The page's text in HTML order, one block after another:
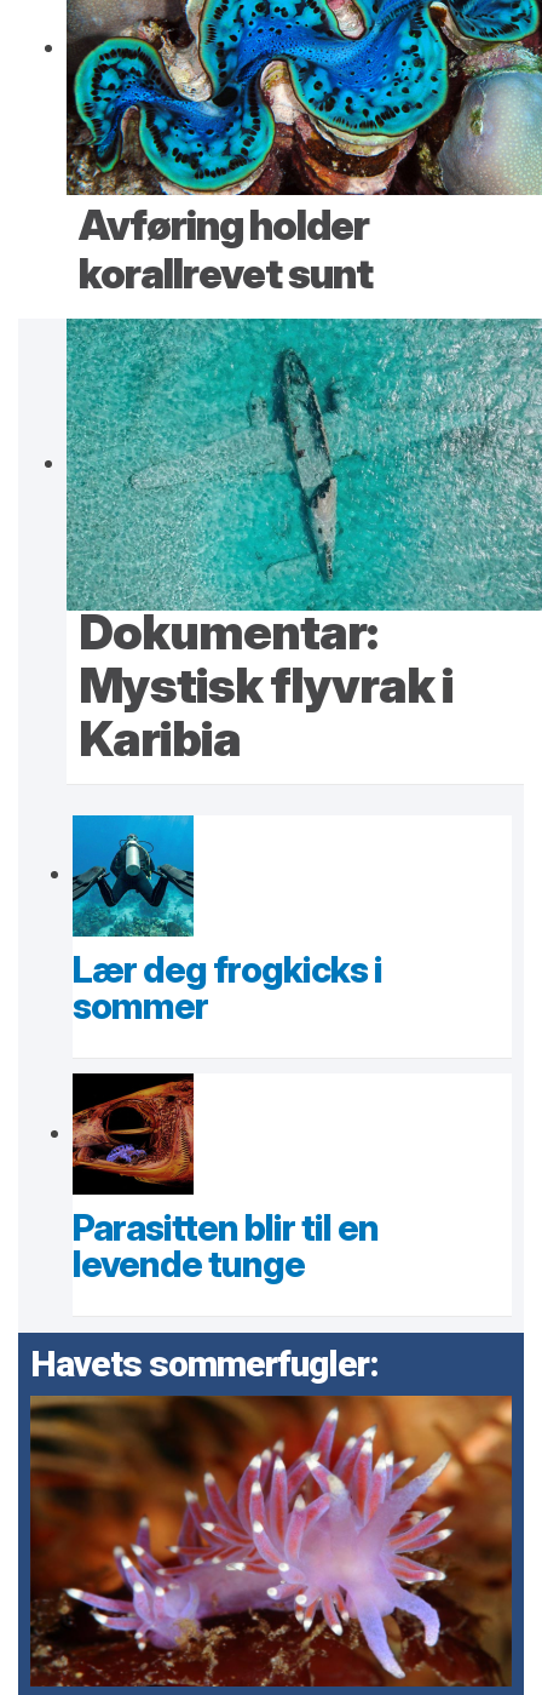
Avføring holder
korallrevet sunt
Dokumentar:
Mystisk flyvrak i
Karibia
Lær deg frogkicks i
sommer
Parasitten blir til en
levende tunge
Havets sommerfugler: